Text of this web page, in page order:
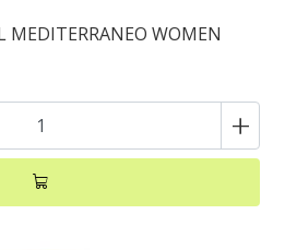
MEDITERRANEO WOMEN
+